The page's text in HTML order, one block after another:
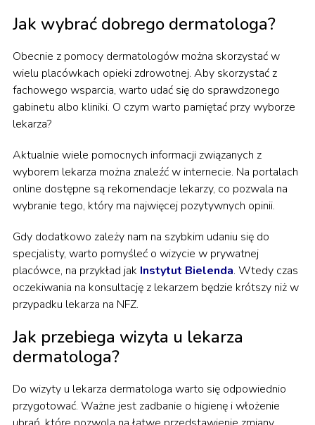
Jak wybrać dobrego dermatologa?
Obecnie z pomocy dermatologów można skorzystać w
wielu placówkach opieki zdrowotnej. Aby skorzystać z
fachowego wsparcia, warto udać się do sprawdzonego
gabinetu albo kliniki. O czym warto pamiętać przy wyborze
lekarza?
Aktualnie wiele pomocnych informacji związanych z
wyborem lekarza można znaleźć w internecie. Na portalach
online dostępne są rekomendacje lekarzy, co pozwala na
wybranie tego, który ma najwięcej pozytywnych opinii.
Gdy dodatkowo zależy nam na szybkim udaniu się do
specjalisty, warto pomyśleć o wizycie w prywatnej
placówce, na przykład jak Instytut Bielenda. Wtedy czas
oczekiwania na konsultację z lekarzem będzie krótszy niż w
przypadku lekarza na NFZ.
Jak przebiega wizyta u lekarza
dermatologa?
Do wizyty u lekarza dermatologa warto się odpowiednio
przygotować. Ważne jest zadbanie o higienę i włożenie